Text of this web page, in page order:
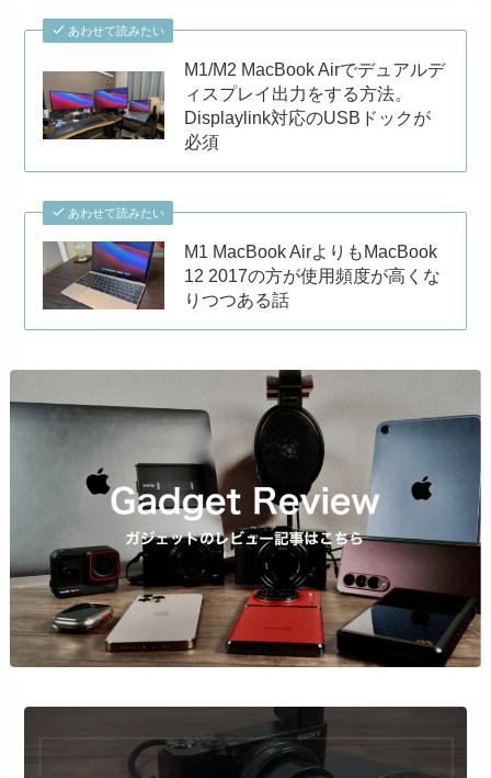
あわせて読みたい
M1/M2 MacBook Airでデュアルデ
ィスプレイ出力をする方法。
Displaylink対応のUSBドックが
必須
あわせて読みたい
M1 MacBook AirよりもMacBook
12 2017の方が使用頻度が高くな
りつつある話